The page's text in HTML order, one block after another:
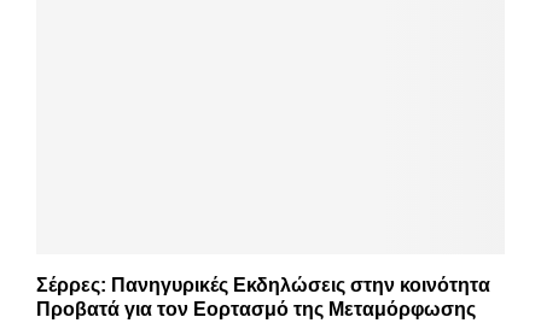
Σέρρες: Πανηγυρικές Εκδηλώσεις στην κοινότητα
Προβατά για τον Εορτασμό της Μεταμόρφωσης